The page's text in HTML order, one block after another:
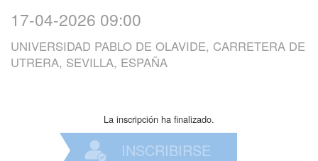
17-04-2026 09:00
UNIVERSIDAD PABLO DE OLAVIDE, CARRETERA DE
UTRERA, SEVILLA, ESPAÑA
La inscripción ha finalizado.
INSCRIBIRSE